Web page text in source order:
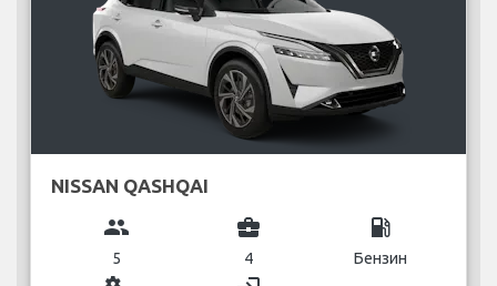
NISSAN QASHQAI
group
5
business_center
4
local_gas_station
Бензин